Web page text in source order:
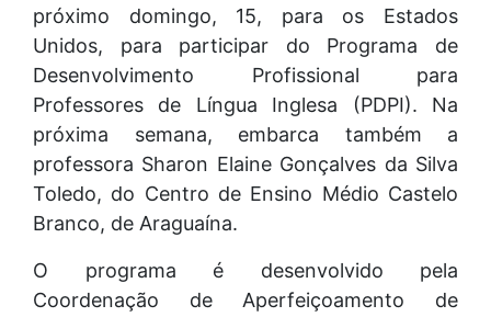
próximo domingo, 15, para os Estados
Unidos, para participar do Programa de
Desenvolvimento Profissional para
Professores de Língua Inglesa (PDPI). Na
próxima semana, embarca também a
professora Sharon Elaine Gonçalves da Silva
Toledo, do Centro de Ensino Médio Castelo
Branco, de Araguaína.
O programa é desenvolvido pela
Coordenação de Aperfeiçoamento de